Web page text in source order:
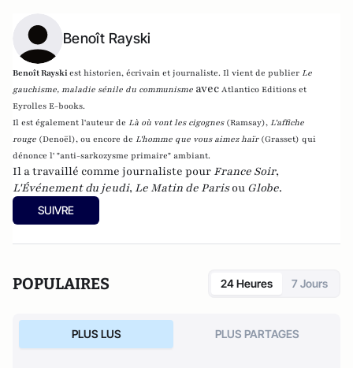
Benoît Rayski
Benoît Rayskiest historien, écrivain et journaliste. Il vient de publier Le
gauchisme, maladie sénile du communisme avec Atlantico Editions et
Eyrolles E-books.
Il est également l'auteur de Là où vont les cigognes (Ramsay), L'affiche
rouge (Denoël), ou encore de L'homme que vous aimez haïr (Grasset) qui
dénonce l' "anti-sarkozysme primaire" ambiant.
Il a travaillé comme journaliste pour France Soir,
L'Événement du jeudi, Le Matin de Parisou Globe.
SUIVRE
POPULAIRES 24 Heures 7 Jours
PLUS LUS PLUS PARTAGES